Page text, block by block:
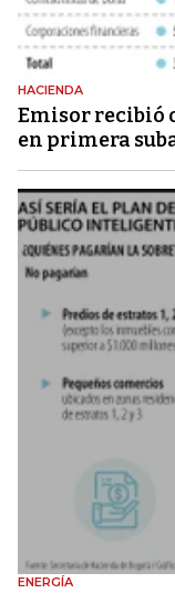
HACIENDA
Emisor recibió
en primera
ENERGÍA